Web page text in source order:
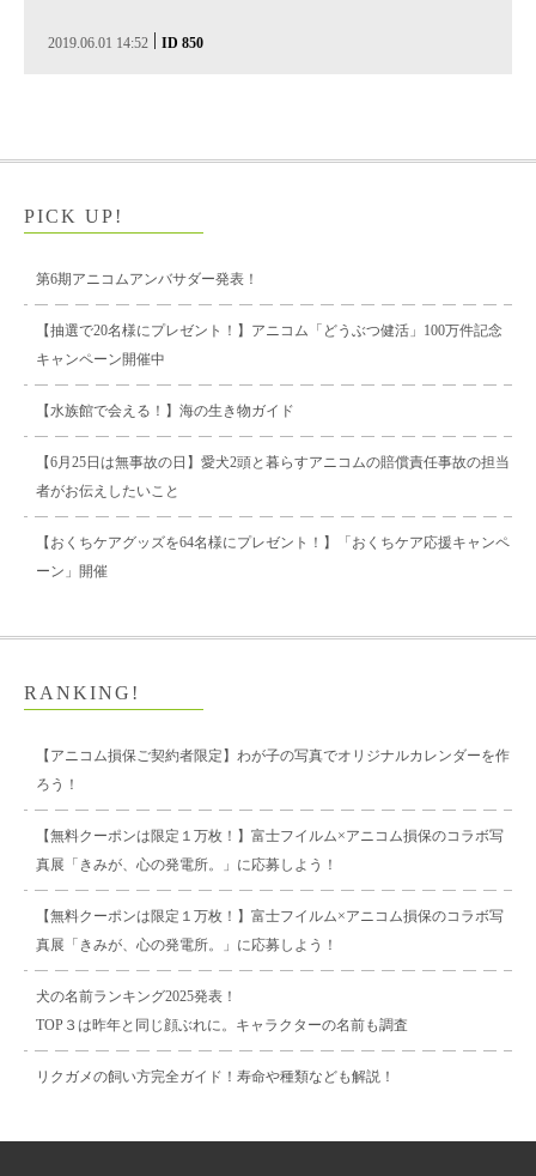
2019.06.01 14:52 | ID 850
PICK UP!
第6期アニコムアンバサダー発表！
【抽選で20名様にプレゼント！】アニコム「どうぶつ健活」100万件記念
キャンペーン開催中
【水族館で会える！】海の生き物ガイド
【6月25日は無事故の日】愛犬2頭と暮らすアニコムの賠償責任事故の担当
者がお伝えしたいこと
【おくちケアグッズを64名様にプレゼント！】「おくちケア応援キャンペ
ーン」開催
RANKING!
【アニコム損保ご契約者限定】わが子の写真でオリジナルカレンダーを作
ろう！
【無料クーポンは限定１万枚！】富士フイルム×アニコム損保のコラボ写
真展「きみが、心の発電所。」に応募しよう！
【無料クーポンは限定１万枚！】富士フイルム×アニコム損保のコラボ写
真展「きみが、心の発電所。」に応募しよう！
犬の名前ランキング2025発表！
TOP３は昨年と同じ顔ぶれに。キャラクターの名前も調査
リクガメの飼い方完全ガイド！寿命や種類なども解説！